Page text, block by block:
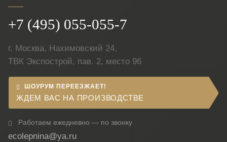
+7 (495) 055-055-7
г. Москва, Нахимовский 24,
ТВК Экспострой, пав. 2, место 96
ШОУРУМ ПЕРЕЕЗЖАЕТ!
ЖДЕМ ВАС НА ПРОИЗВОДСТВЕ
Работаем ежедневно — по звонку
ecolepnina@ya.ru